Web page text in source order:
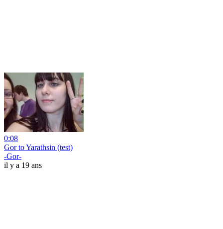
0:08
Gor to Yarathsin (test)
-Gor-
il y a 19 ans